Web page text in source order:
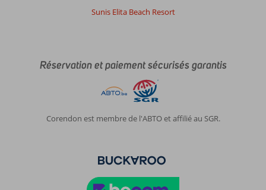
Sunis Elita Beach Resort
Réservation et paiement sécurisés garantis
Corendon est membre de l'ABTO et affilié au SGR.